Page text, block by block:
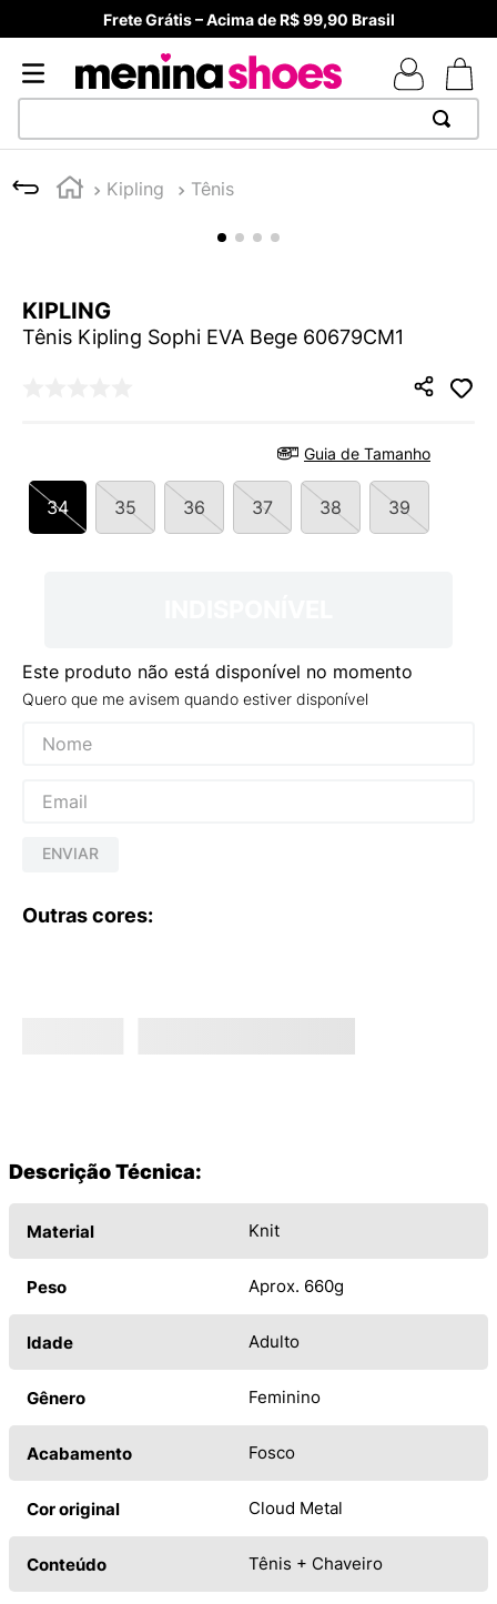
Frete Grátis – Acima de R$ 99,90 Brasil
Kipling Tênis
KIPLING
Tênis Kipling Sophi EVA Bege 60679CM1
Guia de Tamanho
34 35 36 37 38 39
Este produto não está disponível no momento
Quero que me avisem quando estiver disponível
ENVIAR
Outras cores:
Descrição Técnica:
Material Knit
Peso Aprox. 660g
Idade Adulto
Gênero Feminino
Acabamento Fosco
Cor original Cloud Metal
Conteúdo Tênis + Chaveiro
1
TÊNIS NEWS BALANCE 530
º
MELISSAS MINI BABY
5
ADIDAS
º
VANS TÊNIS VANS ULTRARANGE